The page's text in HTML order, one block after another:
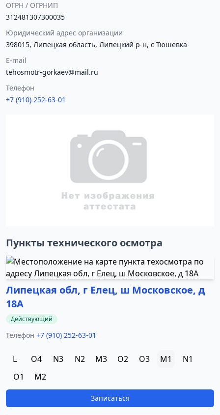
ОГРН / ОГРНИП
312481307300035
Юридический адрес организации
398015, Липецкая область, Липецкий р-н, с Тюшевка
E-mail
tehosmotr-gorkaev@mail.ru
Телефон
+7 (910) 252-63-01
Пункты технического осмотра
Липецкая обл, г Елец, ш Московское, д
18А
Действующий
Телефон +7 (910) 252-63-01
L O4 N3 N2 M3 O2 O3 M1
N1
O1
M2
Записаться